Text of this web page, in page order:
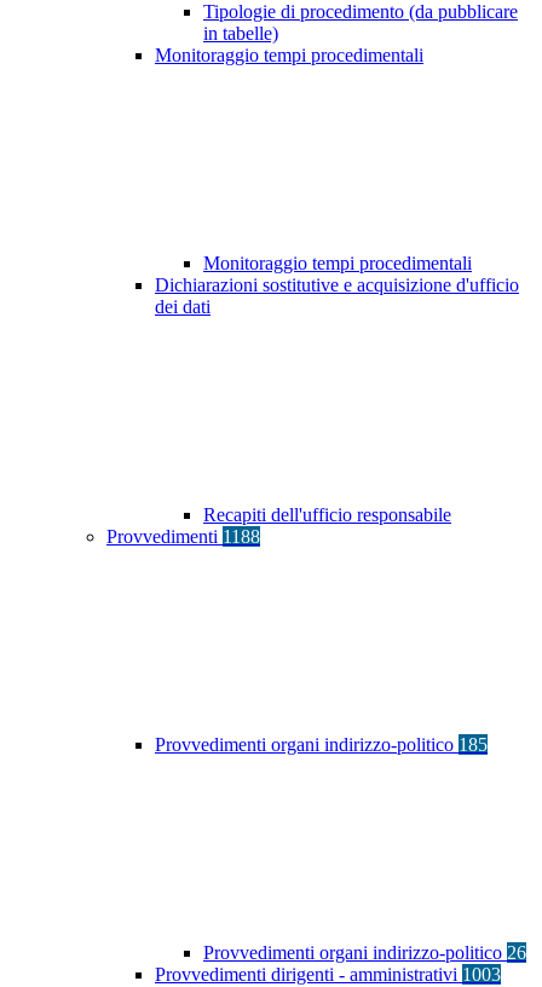
Tipologie di procedimento (da pubblicare
in tabelle)
Monitoraggio tempi procedimentali
Monitoraggio tempi procedimentali
Dichiarazioni sostitutive e acquisizione d'ufficio
dei dati
Recapiti dell'ufficio responsabile
Provvedimenti 1188
Provvedimenti organi indirizzo-politico 185
Provvedimenti organi indirizzo-politico 26
Provvedimenti dirigenti - amministrativi 1003